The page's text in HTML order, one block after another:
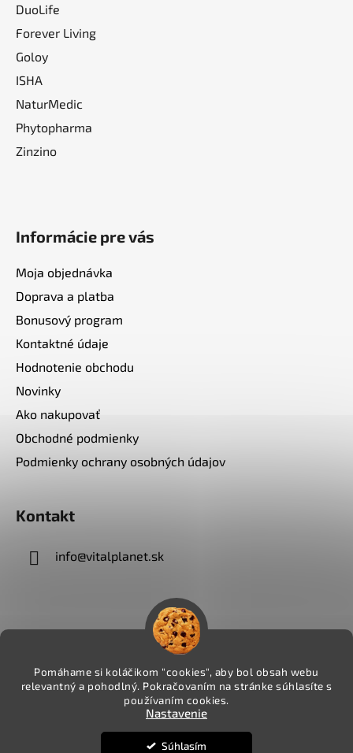
Pomáhame si koláčikom "cookies", aby bol obsah webu
relevantný a pohodlný. Pokračovaním na stránke súhlasíte s
používaním cookies.
Nastavenie
Súhlasím
DuoLife
Forever Living
Goloy
ISHA
NaturMedic
Phytopharma
Zinzino
Informácie pre vás
Moja objednávka
Doprava a platba
Bonusový program
Kontaktné údaje
Hodnotenie obchodu
Novinky
Ako nakupovať
Obchodné podmienky
Podmienky ochrany osobných údajov
Kontakt
info@vitalplanet.sk